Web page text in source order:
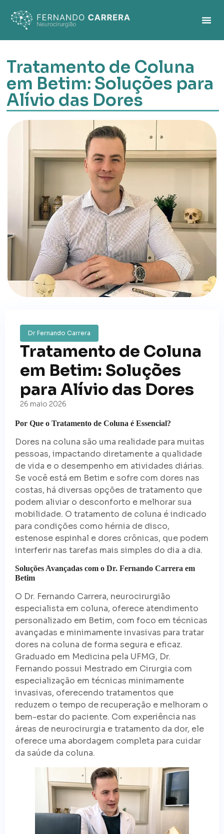
Tratamento de Coluna
em Betim: Soluções para
Alívio das Dores
Dr Fernando Carrera
Tratamento de Coluna
em Betim: Soluções
para Alívio das Dores
26 maio 2026
Por Que o Tratamento de Coluna é Essencial?
Dores na coluna são uma realidade para muitas
pessoas, impactando diretamente a qualidade
de vida e o desempenho em atividades diárias.
Se você está em Betim e sofre com dores nas
costas, há diversas opções de tratamento que
podem aliviar o desconforto e melhorar sua
mobilidade. O tratamento de coluna é indicado
para condições como hérnia de disco,
estenose espinhal e dores crônicas, que podem
interferir nas tarefas mais simples do dia a dia.
Soluções Avançadas com o Dr. Fernando Carrera em
Betim
O Dr. Fernando Carrera, neurocirurgião
especialista em coluna, oferece atendimento
personalizado em Betim, com foco em técnicas
avançadas e minimamente invasivas para tratar
dores na coluna de forma segura e eficaz.
Graduado em Medicina pela UFMG, Dr.
Fernando possui Mestrado em Cirurgia com
especialização em técnicas minimamente
invasivas, oferecendo tratamentos que
reduzem o tempo de recuperação e melhoram o
bem-estar do paciente. Com experiência nas
áreas de neurocirurgia e tratamento da dor, ele
oferece uma abordagem completa para cuidar
da saúde da coluna.